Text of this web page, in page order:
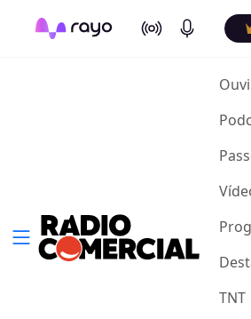
On Air Podcasts
TNT